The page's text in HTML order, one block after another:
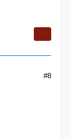
#8